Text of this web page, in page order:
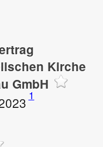
Kirche
GmbH
1